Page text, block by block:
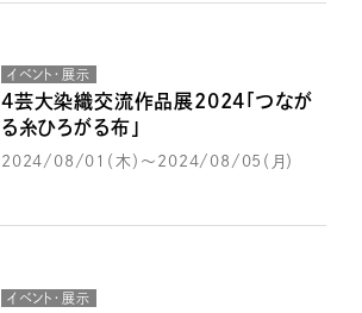
イベント・展示
4芸大染織交流作品展2024「つなが
る糸ひろがる布」
2024/08/01（木）～2024/08/05（月）
イベント・展示